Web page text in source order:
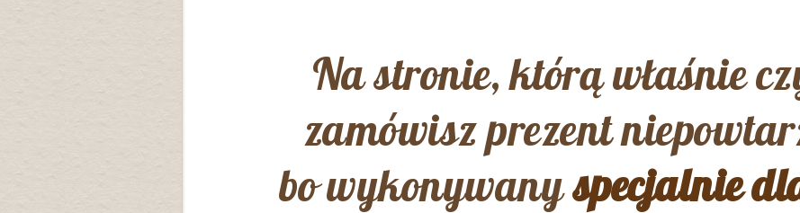
Na stronie, którą właśnie
zamówisz prezent
bo wykonywanyspecjalnie